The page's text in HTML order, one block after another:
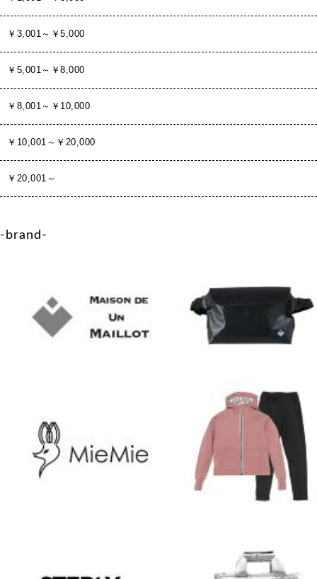
￥3,001～￥5,000
￥5,001～￥8,000
￥8,001～￥10,000
￥10,001～￥20,000
￥20,001～
-brand-